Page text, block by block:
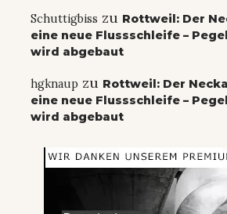
Schuttigbiss zu Rottweil: Der
eine neue Flussschleife –
wird abgebaut
hgknaup zu Rottweil: Der
eine neue Flussschleife –
wird abgebaut